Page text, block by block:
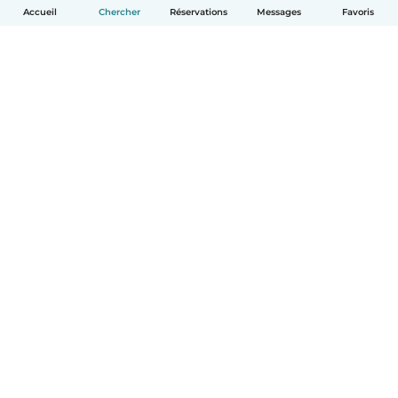
Accueil Chercher Réservations Messages Favoris